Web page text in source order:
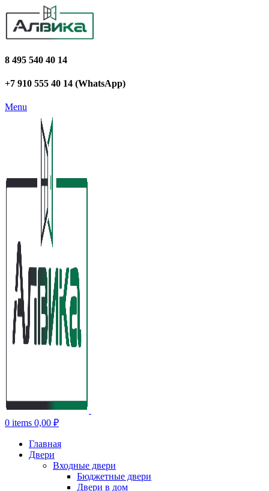
8 495 540 40 14
+7 910 555 40 14 (WhatsApp)
Menu
0 items 0,00 ₽
Главная
Двери
Входные двери
Бюджетные двери
Двери в дом